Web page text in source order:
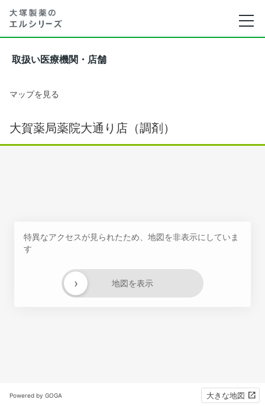
取扱い医療機関・店舗
マップを見る
大賀薬局薬院大通り店（調剤）
特異なアクセスが見られたため、地図を非表示にしていま
す
地図を表示
›
Powered by GOGA 大きな地図